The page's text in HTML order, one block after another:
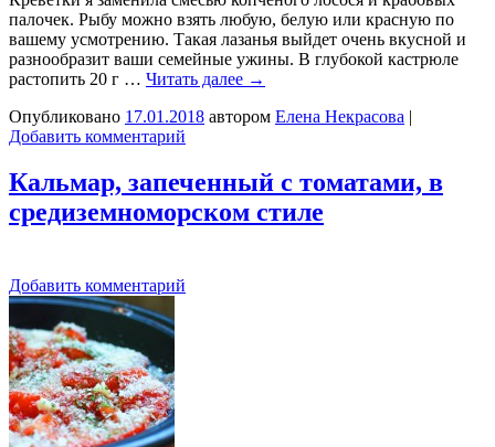
палочек. Рыбу можно взять любую, белую или красную по
вашему усмотрению. Такая лазанья выйдет очень вкусной и
разнообразит ваши семейные ужины. В глубокой кастрюле
растопить 20 г … Читать далее →
Опубликовано 17.01.2018 автором Елена Некрасова |
Добавить комментарий
Кальмар, запеченный с томатами, в
средиземноморском стиле
Добавить комментарий